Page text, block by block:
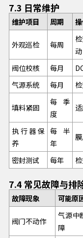
7.3 日常维护
维护项目 周期
外观巡检 每周
动
阀位校核
每月
气源系统
每月
填料紧固
每季
度
执行器保
养
每半
年
密封测试 每年
7.4 常见故障与排
故障现象 可能原
阀门不动作
气源中
障